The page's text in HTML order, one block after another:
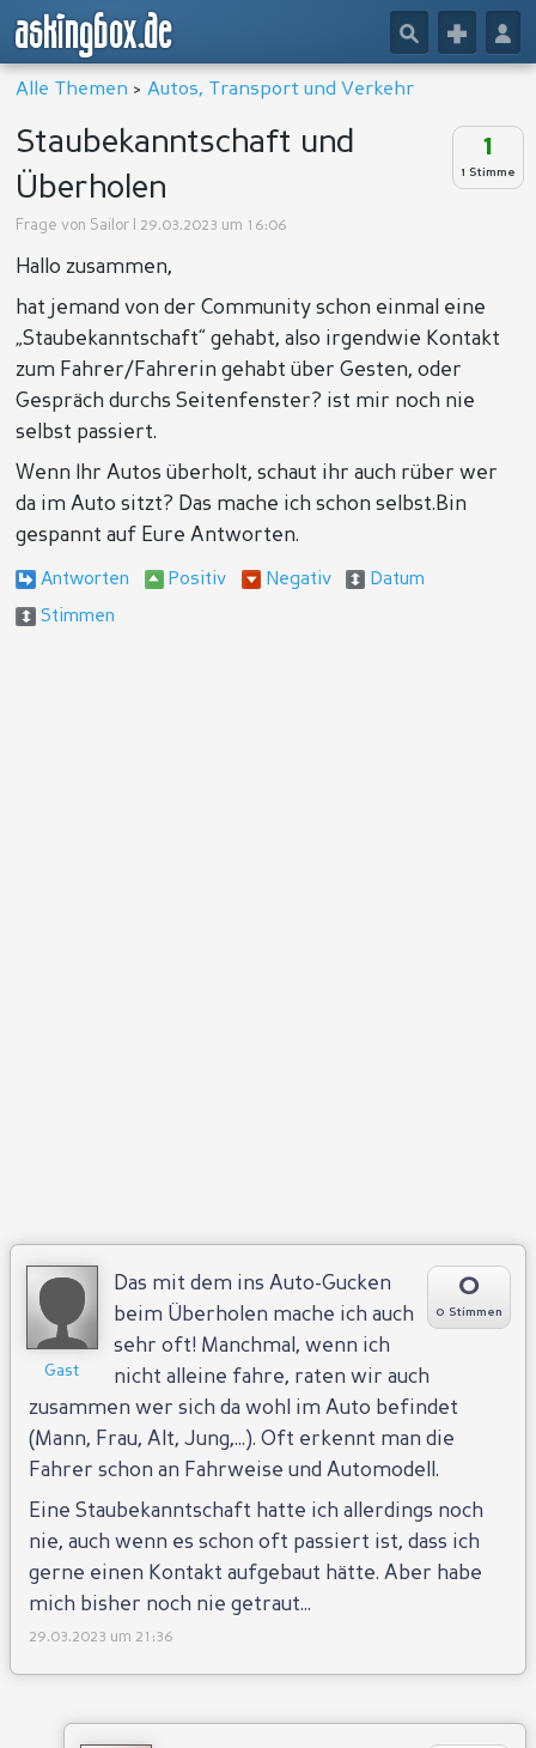
askingbox.de 👤
+
🔎
Alle Themen >Autos, Transport und Verkehr
1
1 Stimme
Staubekanntschaft und
Überholen
Frage von Sailor | 29.03.2023 um 16:06
Hallo zusammen,
hat jemand von der Community schon einmal eine
„Staubekanntschaft“ gehabt, also irgendwie Kontakt
zum Fahrer/Fahrerin gehabt über Gesten, oder
Gespräch durchs Seitenfenster? ist mir noch nie
selbst passiert.
Wenn Ihr Autos überholt, schaut ihr auch rüber wer
da im Auto sitzt? Das mache ich schon selbst.Bin
gespannt auf Eure Antworten.
Gast
0
0 Stimmen
Das mit dem ins Auto-Gucken
beim Überholen mache ich auch
sehr oft! Manchmal, wenn ich
nicht alleine fahre, raten wir auch
zusammen wer sich da wohl im Auto befindet
(Mann, Frau, Alt, Jung,...). Oft erkennt man die
Fahrer schon an Fahrweise und Automodell.
Eine Staubekanntschaft hatte ich allerdings noch
nie, auch wenn es schon oft passiert ist, dass ich
gerne einen Kontakt aufgebaut hätte. Aber habe
mich bisher noch nie getraut...
29.03.2023 um 21:36